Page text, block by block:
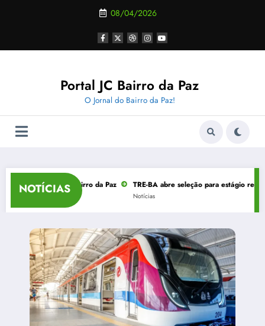
08/04/2026
Portal JC Bairro da Paz
O Jornal do Bairro da Paz!
NOTÍCIAS
no Bairro da Paz TRE-BA abre seleção para estágio remunerado em